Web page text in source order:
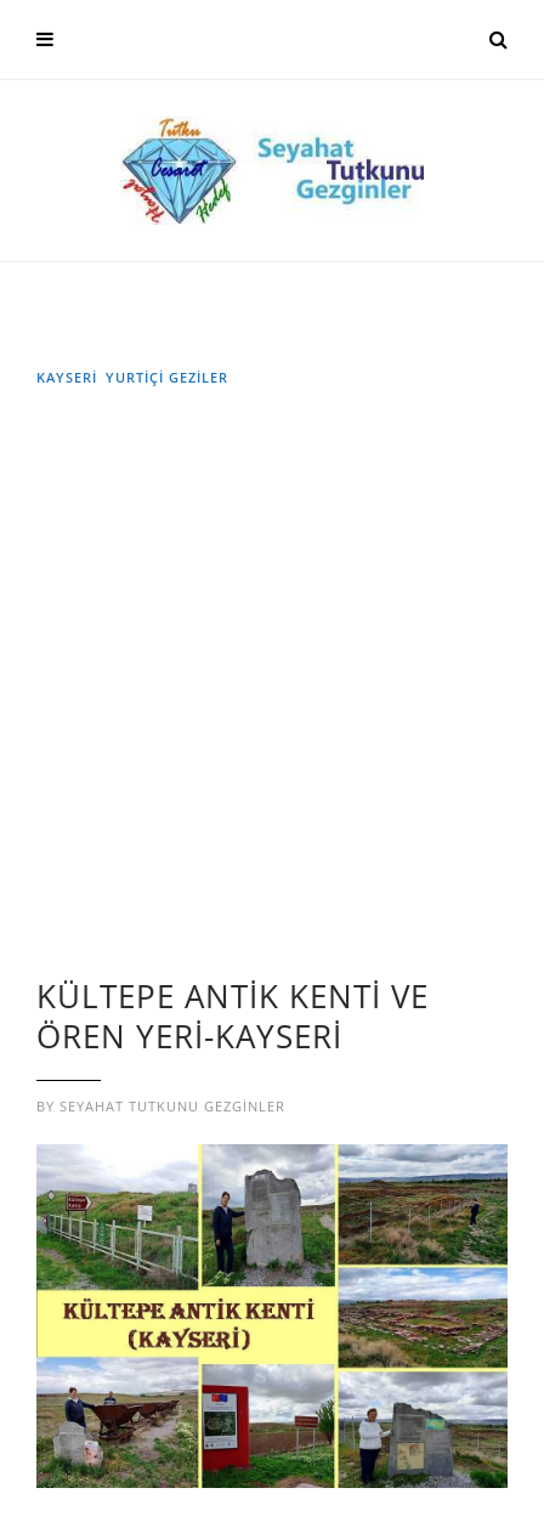
KAYSERİ YURTIÇI GEZILER
KÜLTEPE ANTİK KENTİ VE
ÖREN YERİ-KAYSERİ
BY SEYAHAT TUTKUNU GEZGINLER